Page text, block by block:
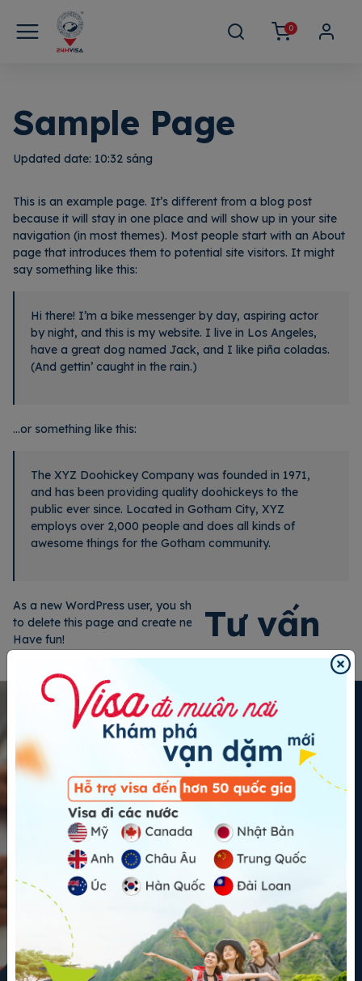
0
Sample Page
Updated date: 10:32 sáng
This is an example page. It’s different from a blog post
because it will stay in one place and will show up in your site
navigation (in most themes). Most people start with an About
page that introduces them to potential site visitors. It might
say something like this:
Hi there! I’m a bike messenger by day, aspiring actor
by night, and this is my website. I live in Los Angeles,
have a great dog named Jack, and I like piña coladas.
(And gettin’ caught in the rain.)
…or something like this:
The XYZ Doohickey Company was founded in 1971,
and has been providing quality doohickeys to the
public ever since. Located in Gotham City, XYZ
employs over 2,000 people and does all kinds of
awesome things for the Gotham community.
As a new WordPress user, you should go to
your dashboard
to delete this page and create new pages for your content.
Have fun!
Tư vấn
ngay
Họ và tên
Số điện thoại
Email
Nội dung